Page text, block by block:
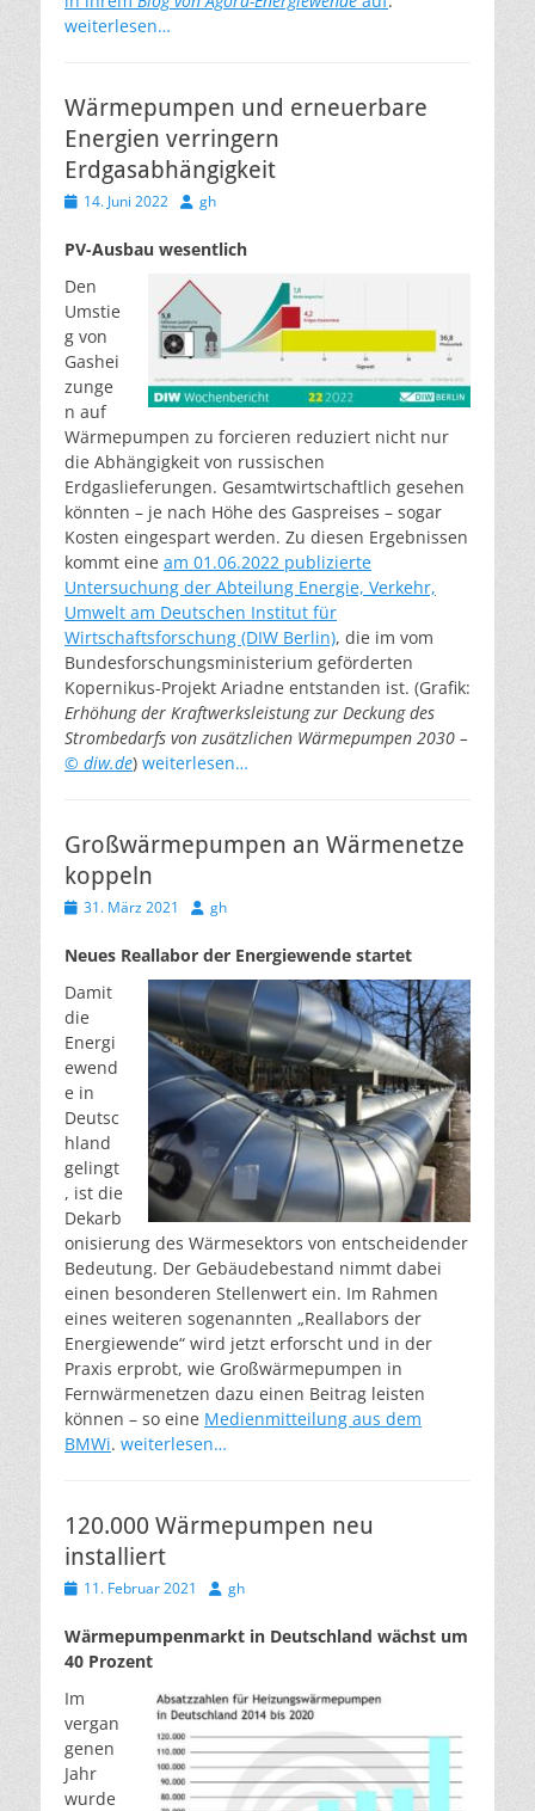
weiterlesen…
Wärmepumpen und erneuerbare
Energien verringern
Erdgasabhängigkeit
Veröffentlicht
14. Juni 2022 Autor
gh
PV-Ausbau wesentlich
Den
Umstie
g von
Gashei
zunge
n auf
Wärmepumpen zu forcieren reduziert nicht nur
die Abhängigkeit von russischen
Erdgaslieferungen. Gesamtwirtschaftlich gesehen
könnten – je nach Höhe des Gaspreises – sogar
Kosten eingespart werden. Zu diesen Ergebnissen
kommt eine am 01.06.2022 publizierte
Untersuchung der Abteilung Energie, Verkehr,
Umwelt am Deutschen Institut für
Wirtschaftsforschung (DIW Berlin), die im vom
Bundesforschungsministerium geförderten
Kopernikus-Projekt Ariadne entstanden ist. (Grafik:
Erhöhung der Kraftwerksleistung zur Deckung des
Strombedarfs von zusätzlichen Wärmepumpen 2030 –
© diw.de) weiterlesen…
Großwärmepumpen an Wärmenetze
koppeln
Veröffentlicht
31. März 2021 Autor
gh
Neues Reallabor der Energiewende startet
Damit
die
Energi
ewend
e in
Deutsc
hland
gelingt
, ist die
Dekarb
onisierung des Wärmesektors von entscheidender
Bedeutung. Der Gebäudebestand nimmt dabei
einen besonderen Stellenwert ein. Im Rahmen
eines weiteren sogenannten „Reallabors der
Energiewende“ wird jetzt erforscht und in der
Praxis erprobt, wie Großwärmepumpen in
Fernwärmenetzen dazu einen Beitrag leisten
können – so eine Medienmitteilung aus dem
BMWi. weiterlesen…
120.000 Wärmepumpen neu
installiert
Veröffentlicht
11. Februar 2021 Autor
gh
Wärmepumpenmarkt in Deutschland wächst um
40 Prozent
Im
vergan
genen
Jahr
wurde